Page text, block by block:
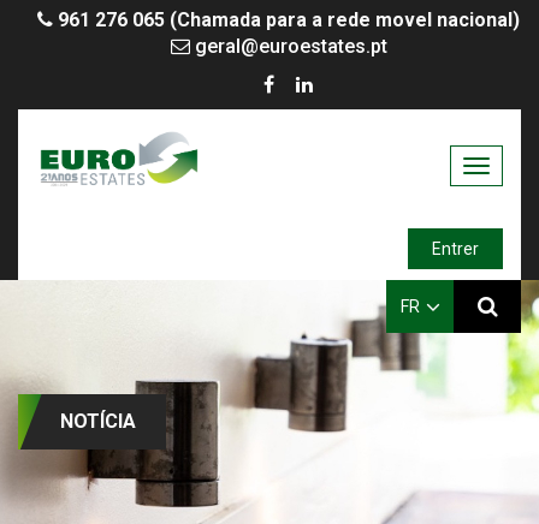
961 276 065 (Chamada para a rede movel nacional)
geral@euroestates.pt
Toggle
Entrer
FR
NOTÍCIA